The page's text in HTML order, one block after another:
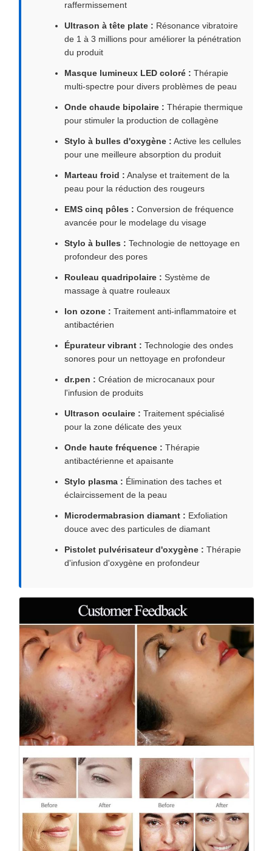
raffermissement
Ultrason à tête plate : Résonance vibratoire
de 1 à 3 millions pour améliorer la pénétration
du produit
Masque lumineux LED coloré : Thérapie
multi-spectre pour divers problèmes de peau
Onde chaude bipolaire : Thérapie thermique
pour stimuler la production de collagène
Stylo à bulles d'oxygène : Active les cellules
pour une meilleure absorption du produit
Marteau froid : Analyse et traitement de la
peau pour la réduction des rougeurs
EMS cinq pôles : Conversion de fréquence
avancée pour le modelage du visage
Stylo à bulles : Technologie de nettoyage en
profondeur des pores
Rouleau quadripolaire : Système de
massage à quatre rouleaux
Ion ozone : Traitement anti-inflammatoire et
antibactérien
Épurateur vibrant : Technologie des ondes
sonores pour un nettoyage en profondeur
dr.pen : Création de microcanaux pour
l'infusion de produits
Ultrason oculaire : Traitement spécialisé
pour la zone délicate des yeux
Onde haute fréquence : Thérapie
antibactérienne et apaisante
Stylo plasma : Élimination des taches et
éclaircissement de la peau
Microdermabrasion diamant : Exfoliation
douce avec des particules de diamant
Pistolet pulvérisateur d'oxygène : Thérapie
d'infusion d'oxygène en profondeur